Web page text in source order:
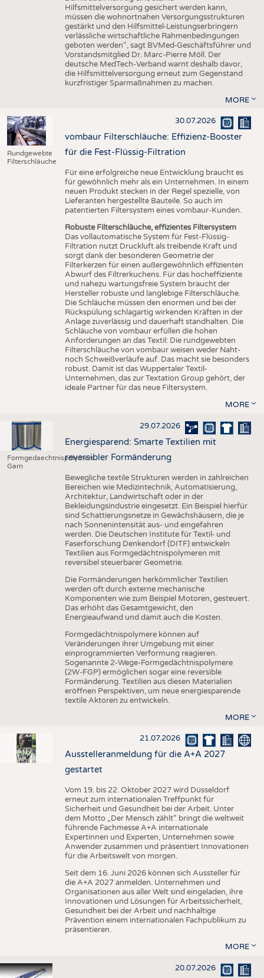
Hilfsmittelversorgung gesichert werden kann,
müssen die wohnortnahen Versorgungsstrukturen
gestärkt und den Hilfsmittel-Leistungserbringern
verlässliche wirtschaftliche Rahmenbedingungen
geboten werden“, sagt BVMed-Geschäftsführer und
Vorstandsmitglied Dr. Marc-Pierre Möll. Der
deutsche MedTech-Verband warnt deshalb davor,
die Hilfsmittelversorgung erneut zum Gegenstand
kurzfristiger Sparmaßnahmen zu machen.
MORE
Rundgewebte
Filterschläuche
30.07.2026
vombaur Filterschläuche: Effizienz-Booster
für die Fest-Flüssig-Filtration
Für eine erfolgreiche neue Entwicklung braucht es
für gewöhnlich mehr als ein Unternehmen. In einem
neuen Produkt stecken in der Regel spezielle, von
Lieferanten hergestellte Bauteile. So auch im
patentierten Filtersystem eines vombaur-Kunden.
Robuste Filterschläuche, effizientes Filtersystem
Das vollautomatische System für Fest-Flüssig-
Filtration nutzt Druckluft als treibende Kraft und
sorgt dank der besonderen Geometrie der
Filterkerzen für einen außergewöhnlich effizienten
Abwurf des Filtrerkuchens. Für das hocheffiziente
und nahezu wartungsfreie System braucht der
Hersteller robuste und langlebige Filterschläuche.
Die Schläuche müssen den enormen und bei der
Rückspülung schlagartig wirkenden Kräften in der
Anlage zuverlässig und dauerhaft standhalten. Die
Schläuche von vombaur erfüllen die hohen
Anforderungen an das Textil: Die rundgewebten
Filterschläuche von vombaur weisen weder Naht-
noch Schweißverläufe auf. Das macht sie besonders
robust. Damit ist das Wuppertaler Textil-
Unternehmen, das zur Textation Group gehört, der
ideale Partner für das neue Filtersystem.
MORE
Formgedaechtnispolymere
Garn
29.07.2026
Energiesparend: Smarte Textilien mit
reversibler Formänderung
Bewegliche textile Strukturen werden in zahlreichen
Bereichen wie Medizintechnik, Automatisierung,
Architektur, Landwirtschaft oder in der
Bekleidungsindustrie eingesetzt. Ein Beispiel hierfür
sind Schattierungsnetze in Gewächshäusern, die je
nach Sonnenintensität aus- und eingefahren
werden. Die Deutschen Institute für Textil- und
Faserforschung Denkendorf (DITF) entwickeln
Textilien aus Formgedächtnispolymeren mit
reversibel steuerbarer Geometrie.
Die Formänderungen herkömmlicher Textilien
werden oft durch externe mechanische
Komponenten wie zum Beispiel Motoren, gesteuert.
Das erhöht das Gesamtgewicht, den
Energieaufwand und damit auch die Kosten.
Formgedächtnispolymere können auf
Veränderungen ihrer Umgebung mit einer
einprogrammierten Verformung reagieren.
Sogenannte 2-Wege-Formgedächtnispolymere
(2W-FGP) ermöglichen sogar eine reversible
Formänderung. Textilien aus diesen Materialien
eröffnen Perspektiven, um neue energiesparende
textile Aktoren zu entwickeln.
MORE
21.07.2026
Ausstelleranmeldung für die A+A 2027
gestartet
Vom 19. bis 22. Oktober 2027 wird Düsseldorf
erneut zum internationalen Treffpunkt für
Sicherheit und Gesundheit bei der Arbeit. Unter
dem Motto „Der Mensch zählt“ bringt die weltweit
führende Fachmesse A+A internationale
Expertinnen und Experten, Unternehmen sowie
Anwender zusammen und präsentiert Innovationen
für die Arbeitswelt von morgen.
Seit dem 16. Juni 2026 können sich Aussteller für
die A+A 2027 anmelden. Unternehmen und
Organisationen aus aller Welt sind eingeladen, ihre
Innovationen und Lösungen für Arbeitssicherheit,
Gesundheit bei der Arbeit und nachhaltige
Prävention einem internationalen Fachpublikum zu
präsentieren.
MORE
20.07.2026